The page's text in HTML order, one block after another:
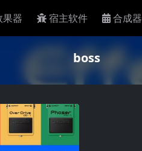
果器 宿主软件 合成器
boss